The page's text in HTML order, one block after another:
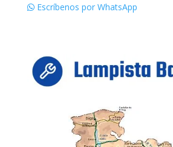
Escríbenos por WhatsApp